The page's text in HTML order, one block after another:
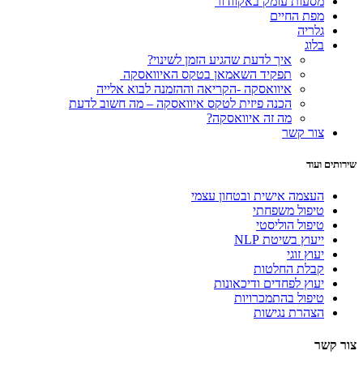
מפת החיים
גלריה
בלוג
איך לדעת שהגיע הזמן לשינוי?
תפקיד השאמאן בטקס האיוואסקה
איוואסקה -הקריאה וההזמנה לבוא אלייה
הכנה פיזית לטקס איוואסקה – מה חשוב לדעת
מה זה איוואסקה?
צור קשר
שירותים ועוד
העצמה אישית ובטחון עצמי
טיפול משפחתי
טיפול הוליסטי
ייעוץ בשיטת NLP
יעוץ זוגי
קבלת החלטות
יעוץ לפחדים ודיכאונות
טיפול בהתמכרויות
הצהרת נגישות
צור קשר